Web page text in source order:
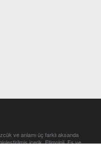
ve anlamı üç farklı aksanda
içerik. Etimoloji, Eş ve